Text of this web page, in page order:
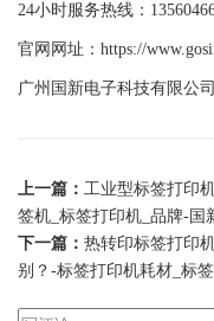
24小时服务热线：
官网网址：https://
广州 国新电子科技有限公
上一篇： 工业型标签打印
签机_标签打印机_品牌-国
下一篇： 热转印标签打印
别？-标签打印机耗材_标